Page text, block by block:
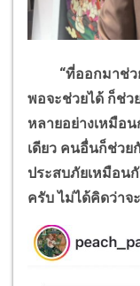
“ที่ออกมาช่ว
พอจะช่วยได้ ก็ช่ว
หลายอย่างเหมือ
เดียว คนอื่นก็ช่วย
ประสบภัยเหมือน
ครับ ไม่ได้คิดว่า